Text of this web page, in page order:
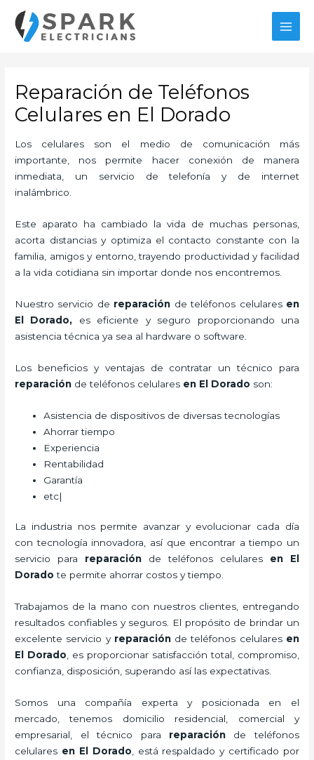
contenido
Reparación de Teléfonos
Celulares en El Dorado
Los celulares son el medio de comunicación más
importante, nos permite hacer conexión de manera
inmediata, un servicio de telefonía y de internet
inalámbrico.
Este aparato ha cambiado la vida de muchas personas,
acorta distancias y optimiza el contacto constante con la
familia, amigos y entorno, trayendo productividad y facilidad
a la vida cotidiana sin importar donde nos encontremos.
Nuestro servicio de reparación de teléfonos celularesen
El Dorado, es eficiente y seguro proporcionando una
asistencia técnica ya sea al hardware o software.
Los beneficios y ventajas de contratar un técnico para
reparación de teléfonos celulares en El Dorado son:
Asistencia de dispositivos de diversas tecnologías
Ahorrar tiempo
Experiencia
Rentabilidad
Garantía
etc|
La industria nos permite avanzar y evolucionar cada día
con tecnología innovadora, así que encontrar a tiempo un
servicio para reparación de teléfonos celulares
en El
Dorado te permite ahorrar costos y tiempo.
Trabajamos de la mano con nuestros clientes, entregando
resultados confiables y seguros. El propósito de brindar un
excelente servicio y reparaciónde teléfonos celulares en
El Dorado , es proporcionar satisfacción total, compromiso,
confianza, disposición, superando así las expectativas.
Somos una compañía experta y posicionada en el
mercado, tenemos domicilio residencial, comercial y
empresarial, el técnico para reparaciónde teléfonos
celulares en El Dorado , está respaldado y certificado por